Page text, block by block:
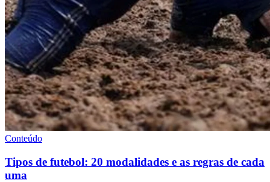
Conteúdo
Tipos de futebol: 20 modalidades e as regras de cada
uma